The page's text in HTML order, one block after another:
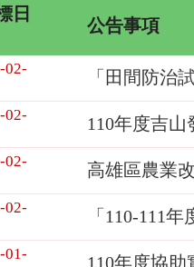
日
公告事項
02-
「田間防治
02-
110年度吉
02-
高雄區農業
02-
「110-111
01-
110年度協